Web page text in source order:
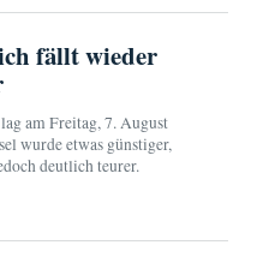
fällt wieder
am Freitag, 7. August
wurde etwas günstiger,
deutlich teurer.